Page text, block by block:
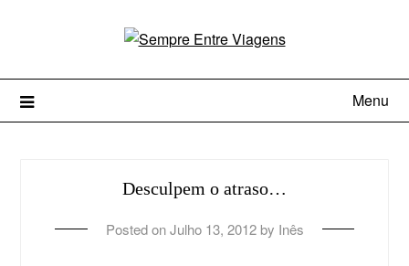
Menu
Desculpem o atraso…
Posted onJulho 13, 2012by Inês